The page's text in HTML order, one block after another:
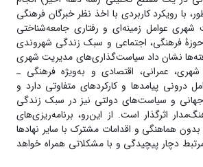
با رویکرد کاربردی با اخذ نظر خبرگان فرهنگی
عوامل زمینه‌ای و رفتاری جامعه‌شناختی
فرهنگی، اجتماعی و سبک زندگی شهروندی
نشان داد سیاست‌گذاری‌های مدیریت شهری
عمرانی، اقتصادی و به‌ویژه فرهنگی ـ
درونی پیامدها و کارکردهای متفاوتی دارد و
جهانی و سیاست‌های دولتی نیز در سبک زندگی
اثر‌گذار است. از این‌رو، برنامه‌ریزی‌های
هماهنگی و اقدامات مشترک با سایر نهادها
دچار پیچیدگی و با مشکلاتی همراه خواهد